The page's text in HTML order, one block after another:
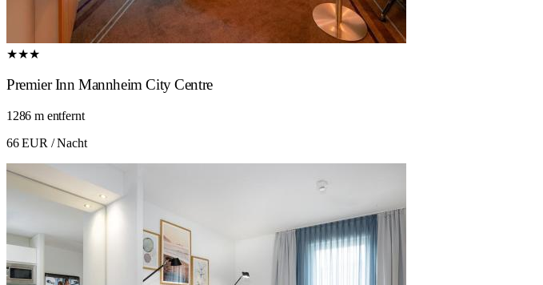
★★★
Premier Inn Mannheim City Centre
1286 m entfernt
66 EUR / Nacht